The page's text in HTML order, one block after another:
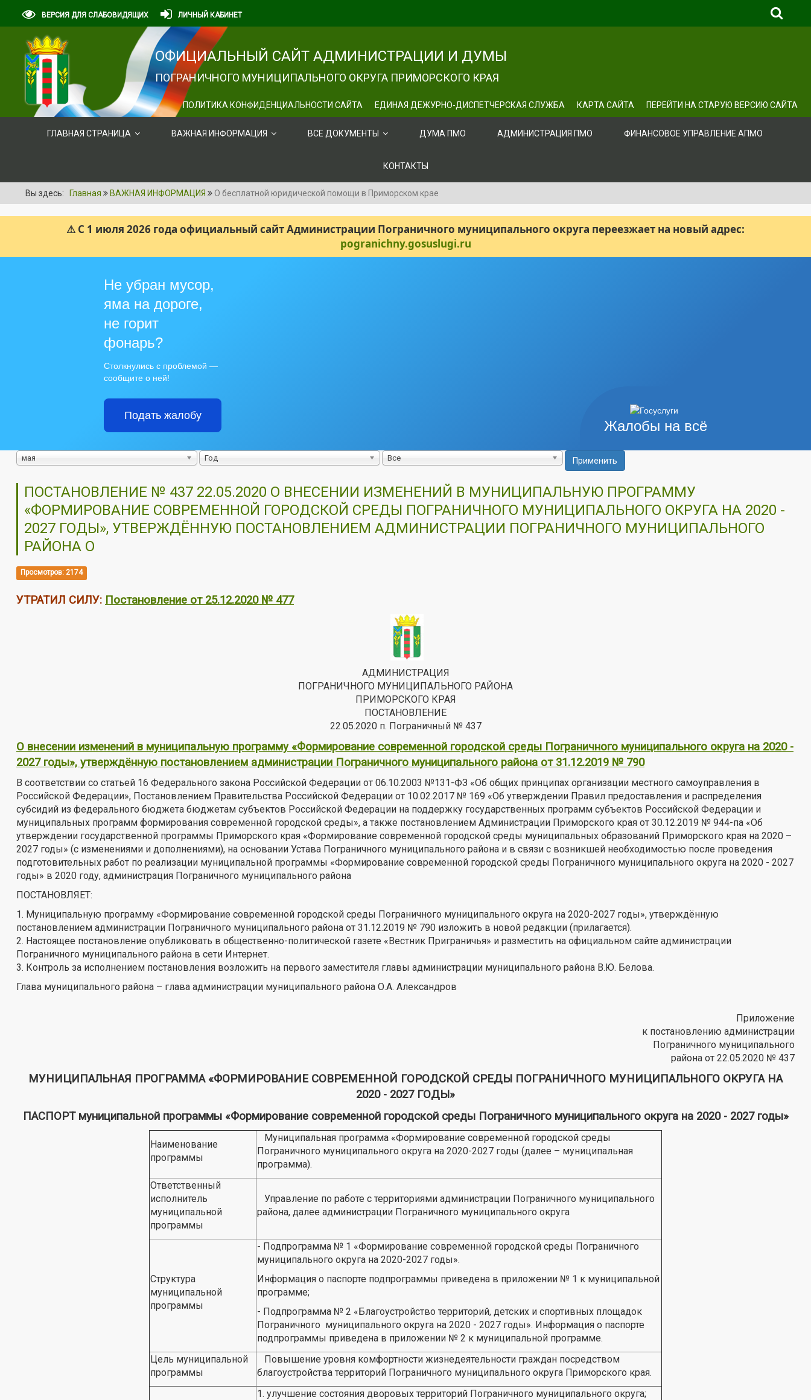
ВЕРСИЯ ДЛЯ СЛАБОВИДЯЩИХ ЛИЧНЫЙ КАБИНЕТ
ОФИЦИАЛЬНЫЙ САЙТ АДМИНИСТРАЦИИ И ДУМЫ
ПОГРАНИЧНОГО МУНИЦИПАЛЬНОГО ОКРУГА ПРИМОРСКОГО КРАЯ
ПОЛИТИКА КОНФИДЕНЦИАЛЬНОСТИ САЙТА ЕДИНАЯ ДЕЖУРНО-ДИСПЕТЧЕРСКАЯ СЛУЖБА КАРТА САЙТА ПЕРЕЙТИ НА СТАРУЮ ВЕРСИЮ САЙТА
ГЛАВНАЯ СТРАНИЦА ВАЖНАЯ ИНФОРМАЦИЯ ВСЕ ДОКУМЕНТЫ ДУМА ПМО АДМИНИСТРАЦИЯ ПМО ФИНАНСОВОЕ УПРАВЛЕНИЕ АПМО
КОНТАКТЫ
Вы здесь: Главная ВАЖНАЯ ИНФОРМАЦИЯ О бесплатной юридической помощи в Приморском крае
⚠ С 1 июля 2026 года официальный сайт Администрации Пограничного муниципального округа переезжает на новый адрес:
pogranichny.gosuslugi.ru
Жалобы на всё
Не убран мусор,
яма на дороге,
не горит
фонарь?
Столкнулись с проблемой —
сообщите о ней!
Подать жалобу
мая Год Все Применить
ПОСТАНОВЛЕНИЕ № 437 22.05.2020 О ВНЕСЕНИИ ИЗМЕНЕНИЙ В МУНИЦИПАЛЬНУЮ ПРОГРАММУ
«ФОРМИРОВАНИЕ СОВРЕМЕННОЙ ГОРОДСКОЙ СРЕДЫ ПОГРАНИЧНОГО МУНИЦИПАЛЬНОГО ОКРУГА НА 2020 -
2027 ГОДЫ», УТВЕРЖДЁННУЮ ПОСТАНОВЛЕНИЕМ АДМИНИСТРАЦИИ ПОГРАНИЧНОГО МУНИЦИПАЛЬНОГО
РАЙОНА О
Просмотров: 2174
УТРАТИЛ СИЛУ: Постановление от 25.12.2020 № 477
АДМИНИСТРАЦИЯ
ПОГРАНИЧНОГО МУНИЦИПАЛЬНОГО РАЙОНА
ПРИМОРСКОГО КРАЯ
ПОСТАНОВЛЕНИЕ
22.05.2020 п. Пограничный № 437
О внесении изменений в муниципальную программу «Формирование современной городской среды Пограничного муниципального округа на 2020 -
2027 годы», утверждённую постановлением администрации Пограничного муниципального района от 31.12.2019 № 790
В соответствии со статьей 16 Федерального закона Российской Федерации от 06.10.2003 №131-ФЗ «Об общих принципах организации местного самоуправления в
Российской Федерации», Постановлением Правительства Российской Федерации от 10.02.2017 № 169 «Об утверждении Правил предоставления и распределения
субсидий из федерального бюджета бюджетам субъектов Российской Федерации на поддержку государственных программ субъектов Российской Федерации и
муниципальных программ формирования современной городской среды», а также постановлением Администрации Приморского края от 30.12.2019 № 944-па «Об
утверждении государственной программы Приморского края «Формирование современной городской среды муниципальных образований Приморского края на 2020 –
2027 годы» (с изменениями и дополнениями), на основании Устава Пограничного муниципального района и в связи с возникшей необходимостью после проведения
подготовительных работ по реализации муниципальной программы «Формирование современной городской среды Пограничного муниципального округа на 2020 - 2027
годы» в 2020 году, администрация Пограничного муниципального района
ПОСТАНОВЛЯЕТ:
1. Муниципальную программу «Формирование современной городской среды Пограничного муниципального округа на 2020-2027 годы», утверждённую
постановлением администрации Пограничного муниципального района от 31.12.2019 № 790 изложить в новой редакции (прилагается).
2. Настоящее постановление опубликовать в общественно-политической газете «Вестник Приграничья» и разместить на официальном сайте администрации
Пограничного муниципального района в сети Интернет.
3. Контроль за исполнением постановления возложить на первого заместителя главы администрации муниципального района В.Ю. Белова.
Глава муниципального района – глава администрации муниципального района О.А. Александров
Приложение
к постановлению администрации
Пограничного муниципального
района от 22.05.2020 № 437
МУНИЦИПАЛЬНАЯ ПРОГРАММА «ФОРМИРОВАНИЕ СОВРЕМЕННОЙ ГОРОДСКОЙ СРЕДЫ ПОГРАНИЧНОГО МУНИЦИПАЛЬНОГО ОКРУГА НА
2020 - 2027 ГОДЫ»
ПАСПОРТ муниципальной программы «Формирование современной городской среды Пограничного муниципального округа на 2020 - 2027 годы»
Наименование
программы
Муниципальная программа «Формирование современной городской среды
Пограничного муниципального округа на 2020-2027 годы (далее – муниципальная
программа).
Ответственный
исполнитель
муниципальной
программы
Управление по работе с территориями администрации Пограничного муниципального
района, далее администрации Пограничного муниципального округа
Структура
муниципальной
программы
- Подпрограмма № 1 «Формирование современной городской среды Пограничного
муниципального округа на 2020-2027 годы».
Информация о паспорте подпрограммы приведена в приложении № 1 к муниципальной
программе;
- Подпрограмма № 2 «Благоустройство территорий, детских и спортивных площадок
Пограничного муниципального округа на 2020 - 2027 годы». Информация о паспорте
подпрограммы приведена в приложении № 2 к муниципальной программе.
Цель муниципальной
программы
Повышение уровня комфортности жизнедеятельности граждан посредством
благоустройства территорий Пограничного муниципального округа Приморского края.
1. улучшение состояния дворовых территорий Пограничного муниципального округа;